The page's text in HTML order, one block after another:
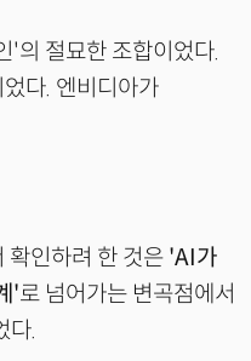
'의 절묘한 조합이었다.
다. 엔비디아가
확인하려 한 것은 'AI가
'로 넘어가는 변곡점에서
다.